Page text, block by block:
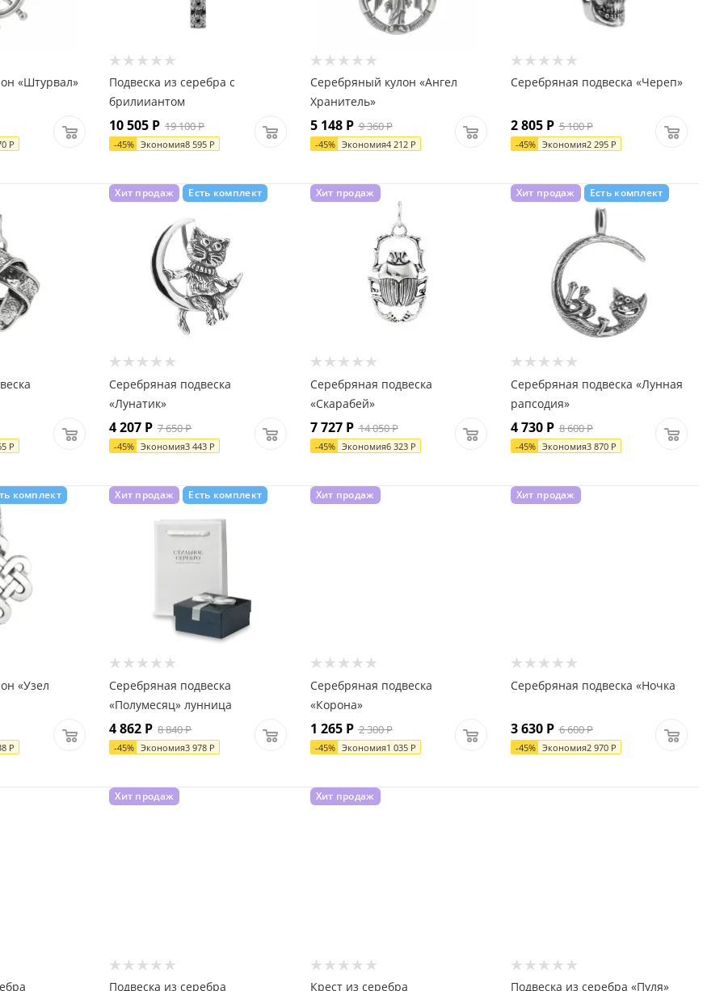
«Штурвал»
Р
Подвеска из серебра с
брилииантом
10 505 Р 19 100Р
-45% Экономия8 595 Р
Серебряный кулон «Ангел
Хранитель»
5 148Р 9 360Р
-45% Экономия4 212Р
Серебряная подвеска «Череп»
2 805Р 5 100Р
-45% Экономия2 295Р
Р
Хит продаж Есть комплект
Серебряная подвеска
«Лунатик»
4 207 Р 7 650Р
-45% Экономия3 443 Р
Хит продаж
Серебряная подвеска
«Скарабей»
7 727Р 14 050Р
-45% Экономия6 323Р
Хит продаж Есть комплект
Серебряная подвеска «Лунная
рапсодия»
4 730Р 8 600Р
-45% Экономия3 870Р
комплект
«Узел
Р
Хит продаж Есть комплект
Серебряная подвеска
«Полумесяц» лунница
4 862 Р 8 840Р
-45% Экономия3 978 Р
Хит продаж
Серебряная подвеска
«Корона»
1 265Р 2 300Р
-45% Экономия1 035Р
Хит продаж
Серебряная подвеска «Ночка
3 630Р 6 600Р
-45% Экономия2 970Р
Хит продаж
Подвеска из серебра
Хит продаж
Крест из серебра Подвеска из серебра «Пуля»